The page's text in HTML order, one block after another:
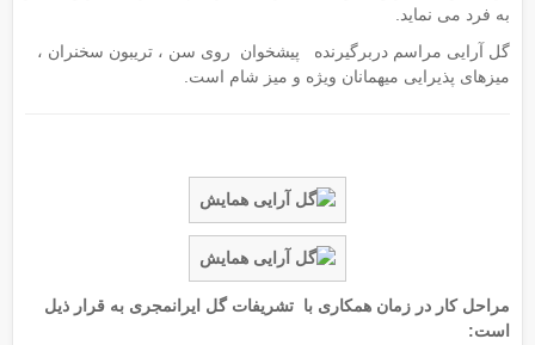
به فرد می نماید.
گل آرایی مراسم دربرگیرنده پیشخوان روی سن ، تریبون سخنران ،
میزهای پذیرایی میهمانان ویژه و میز شام است.
مراحل کار در زمان همکاری با تشریفات گل ایرانمجری به قرار ذیل
است: